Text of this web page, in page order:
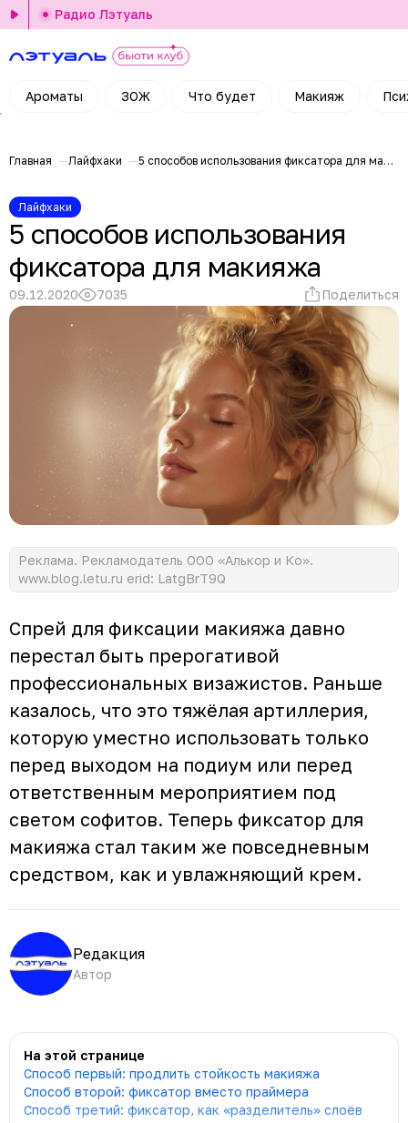
Ароматы ЗОЖ Что будет Макияж
Радио Лэтуаль
Главная Лайфхаки 5 способов использования фиксатора для макияжа
Лайфхаки
5 способов использования
фиксатора для макияжа
09.12.2020 7035 Поделиться
Реклама. Рекламодатель ООО «Алькор и Ко».
www.blog.letu.ru erid: LatgBrT9Q
Спрей для фиксации макияжа давно
перестал быть прерогативой
профессиональных визажистов. Раньше
казалось, что это тяжёлая артиллерия,
которую уместно использовать только
перед выходом на подиум или перед
ответственным мероприятием под
светом софитов. Теперь фиксатор для
макияжа стал таким же повседневным
средством, как и увлажняющий крем.
Редакция
Автор
На этой странице
Способ первый: продлить стойкость макияжа
Способ второй: фиксатор вместо праймера
Способ третий: фиксатор, как «разделитель» слоёв